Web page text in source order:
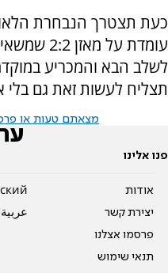
כעת תצטרך הנבחרת
עומדת על
לשלב הבא והמכריע
תצליח לעשות זאת גם בלי
מצאתם טעות או
פנו אלינו
אודות
יצירת קשר
פרסמו אצלנו
תנאי שימוש
عربية